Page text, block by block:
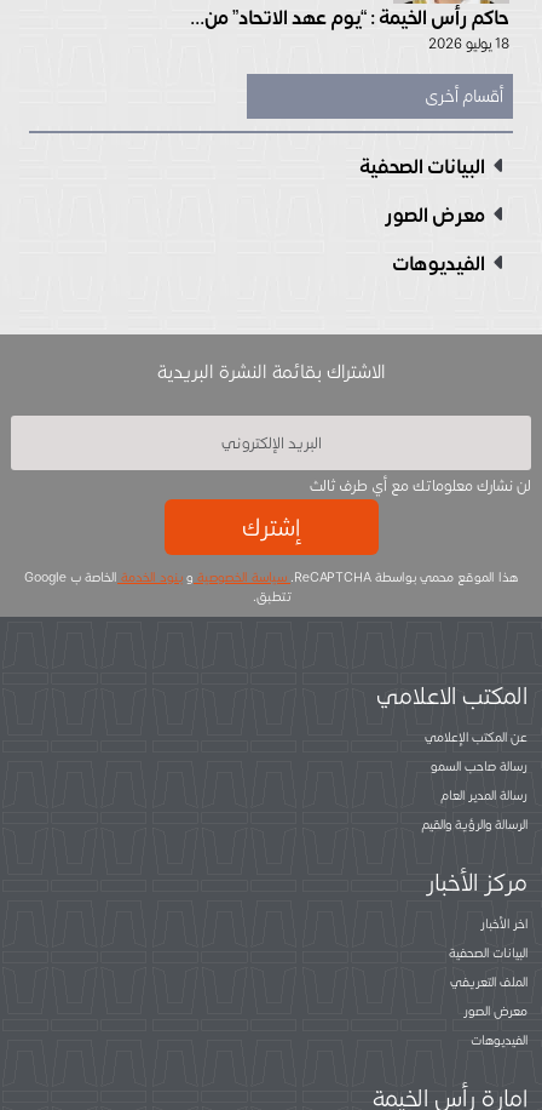
حاكم رأس الخيمة : “يوم عهد الاتحاد” من...
18 يوليو 2026
أقسام أخرى
البيانات الصحفية
معرض الصور
الفيديوهات
الاشتراك بقائمة النشرة البريدية
لن نشارك معلوماتك مع أي طرف ثالث
إشترك
هذا الموقع محمي بواسطة ReCAPTCHA. سياسة الخصوصية وبنود الخدمة
الخاصة ب Google
تتطبق.
المكتب الاعلامي
عن المكتب الإعلامي
رسالة صاحب السمو
رسالة المدير العام
الرسالة والرؤية والقيم
مركز الأخبار
اخر الأخبار
البيانات الصحفية
الملف التعريفي
معرض الصور
الفيديوهات
إمارة رأس الخيمة